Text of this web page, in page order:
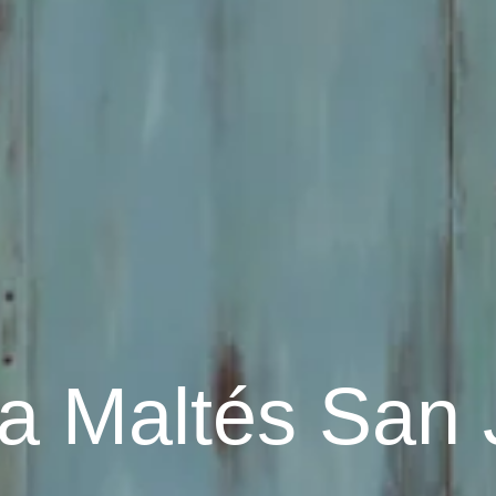
Maltés San